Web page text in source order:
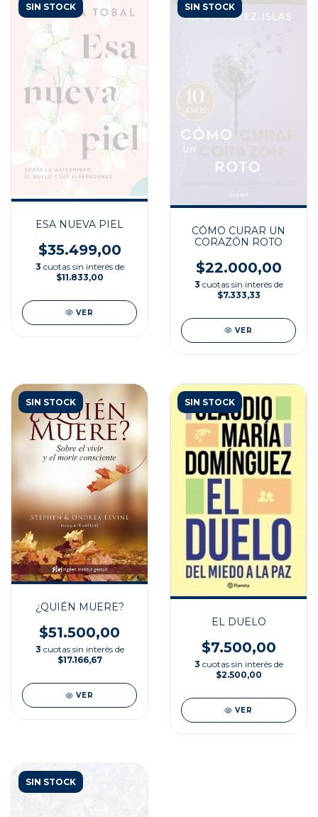
SIN STOCK
ESA NUEVA PIEL
$35.499,00
3 cuotas sin interés de
$11.833,00
VER
SIN STOCK
CÓMO CURAR UN
CORAZÓN ROTO
$22.000,00
3 cuotas sin interés de
$7.333,33
VER
SIN STOCK
¿QUIÉN MUERE?
$51.500,00
3 cuotas sin interés de
$17.166,67
VER
SIN STOCK
EL DUELO
$7.500,00
3 cuotas sin interés de
$2.500,00
VER
SIN STOCK